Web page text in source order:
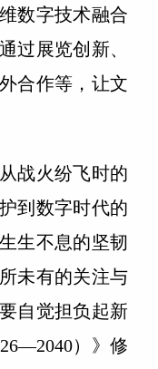
数字技术融合
过展览创新、
合作等，让文
战火纷飞时的
到数字时代的
生不息的坚韧
未有的关注与
自觉担负起新
）》修